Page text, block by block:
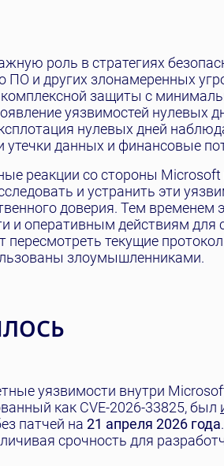
роль в стратегиях
и других злонамеренных
комплексной защиты с
уязвимостей нулевых
нулевых дней
утечки данных и финансовые
реакции со стороны
и устранить эти
доверия. Тем временем
и оперативным действиям для
текущие
злоумышленниками.
уязвимости внутри
как CVE-2026-33825, был
патчей на 21 апреля 2026 года
срочность для